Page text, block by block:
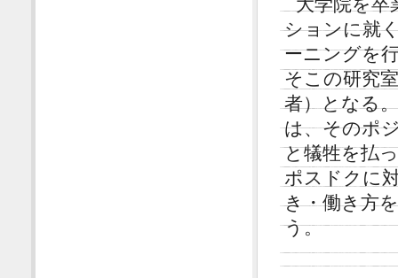
ションに就
ーニングを
そこの研究
者）となる
は、そのポ
と犠牲を払
ポスドクに
き・働き方
う。